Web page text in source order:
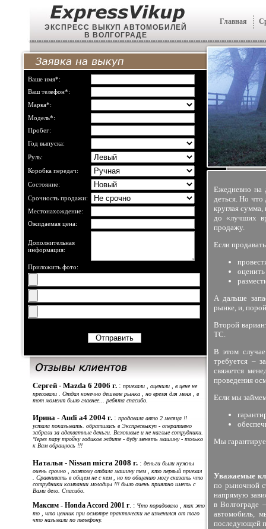
ЭКСПРЕСС ВЫКУП АВТОМОБИЛЕЙ
В ВОЛГОГРАДЕ
Главная
Ваше имя*:
Ваш телефон*:
Марка*:
Модель*:
Пробег:
Год выпуска:
Руль:
Коробка передач:
Состояние:
Срочность продажи:
Местонахождение:
Ожидаемая цена:
Дополнительная
информация:
Приложить фото:
Сергей - Mazda 6 2006 г. : приехали , оценили , в цене не
пресовали . Отдал конечно дешевле рынка , но время для меня , в
тот момент было главнее... ребята спасибо.
Ирина - Audi a4 2004 г. : продавала авто 2 месяца !!
устала показывать. обратилась в Экспресвыкуп - оперативно
забрали за адекватные деньги. Вежливые и не наглые сотрудники.
Через пару тройку годиков ждите - буду менять машину - только
к Вам обращюсь !!!
Наталья - Nissan micra 2008 г. : деньги были нужны
очень срочно , поэтому отдала машину тем , кто первый приехал
. Сравнивать в общем не с кем , но по общению могу сказать что
сотрудники компании молодцы !!! было очень приятно иметь с
Вами дело. Спасибо.
Максим - Honda Accord 2001 г. : Что порадовало , так это
то , что ценник при осмотре практически не изменился от того
что называли по телефону.
Ежедневно на
деться. Но что
круглая
до «лучших
продажу.
Если
А дальше
рынке, и,
Второй
ТС.
В этом
требуется –
свяжется
проведения
Если мы
Мы
Уважаемые
по рыночной
напрямую
в Волгограде
автомобиль,
последующей